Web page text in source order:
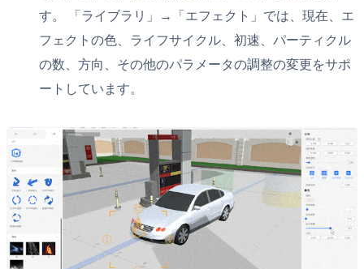
す。 「ライブラリ」→「エフェクト」では、現在、エ
フェクトの色、ライフサイクル、初速、パーティクル
の数、方向、その他のパラメータの調整の変更をサポ
ートしています。